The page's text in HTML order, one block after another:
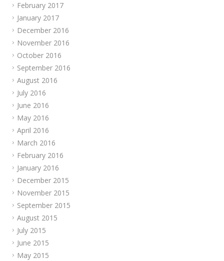
February 2017
January 2017
December 2016
November 2016
October 2016
September 2016
August 2016
July 2016
June 2016
May 2016
April 2016
March 2016
February 2016
January 2016
December 2015
November 2015
September 2015
August 2015
July 2015
June 2015
May 2015